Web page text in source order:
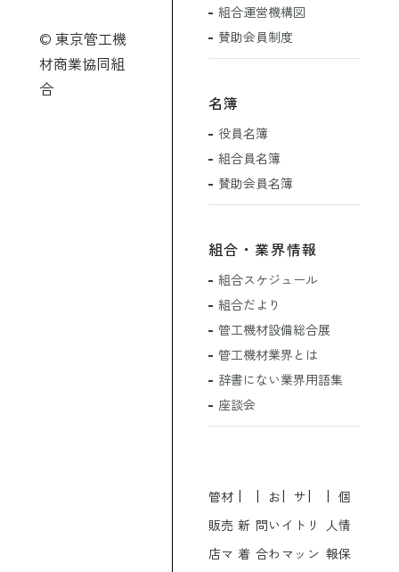
© 東京管工機
材商業協同組
合
組合運営機構図
賛助会員制度
名簿
役員名簿
組合員名簿
賛助会員名簿
組合・業界情報
組合スケジュール
組合だより
管工機材設備総合展
管工機材業界とは
辞書にない業界用語集
座談会
管材
販売
店マ
新
着
お
問い
合わ
サ
イト
マッ
リ
ン
個
人情
報保